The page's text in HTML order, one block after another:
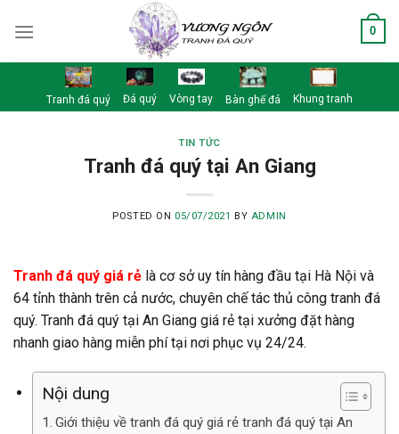
0
Tranh đá quý Đá quý Vòng tay Bàn ghế đá Khung tranh
TIN TỨC
Tranh đá quý tại An Giang
POSTED ON 05/07/2021 BY ADMIN
Tranh đá quý giá rẻ là cơ sở uy tín hàng đầu tại Hà Nội và
64 tỉnh thành trên cả nước, chuyên chế tác thủ công tranh đá
quý. Tranh đá quý tại An Giang giá rẻ tại xưởng đặt hàng
nhanh giao hàng miễn phí tại nơi phục vụ 24/24.
Nội dung
Giới thiệu về tranh đá quý giá rẻ tranh đá quý tại An